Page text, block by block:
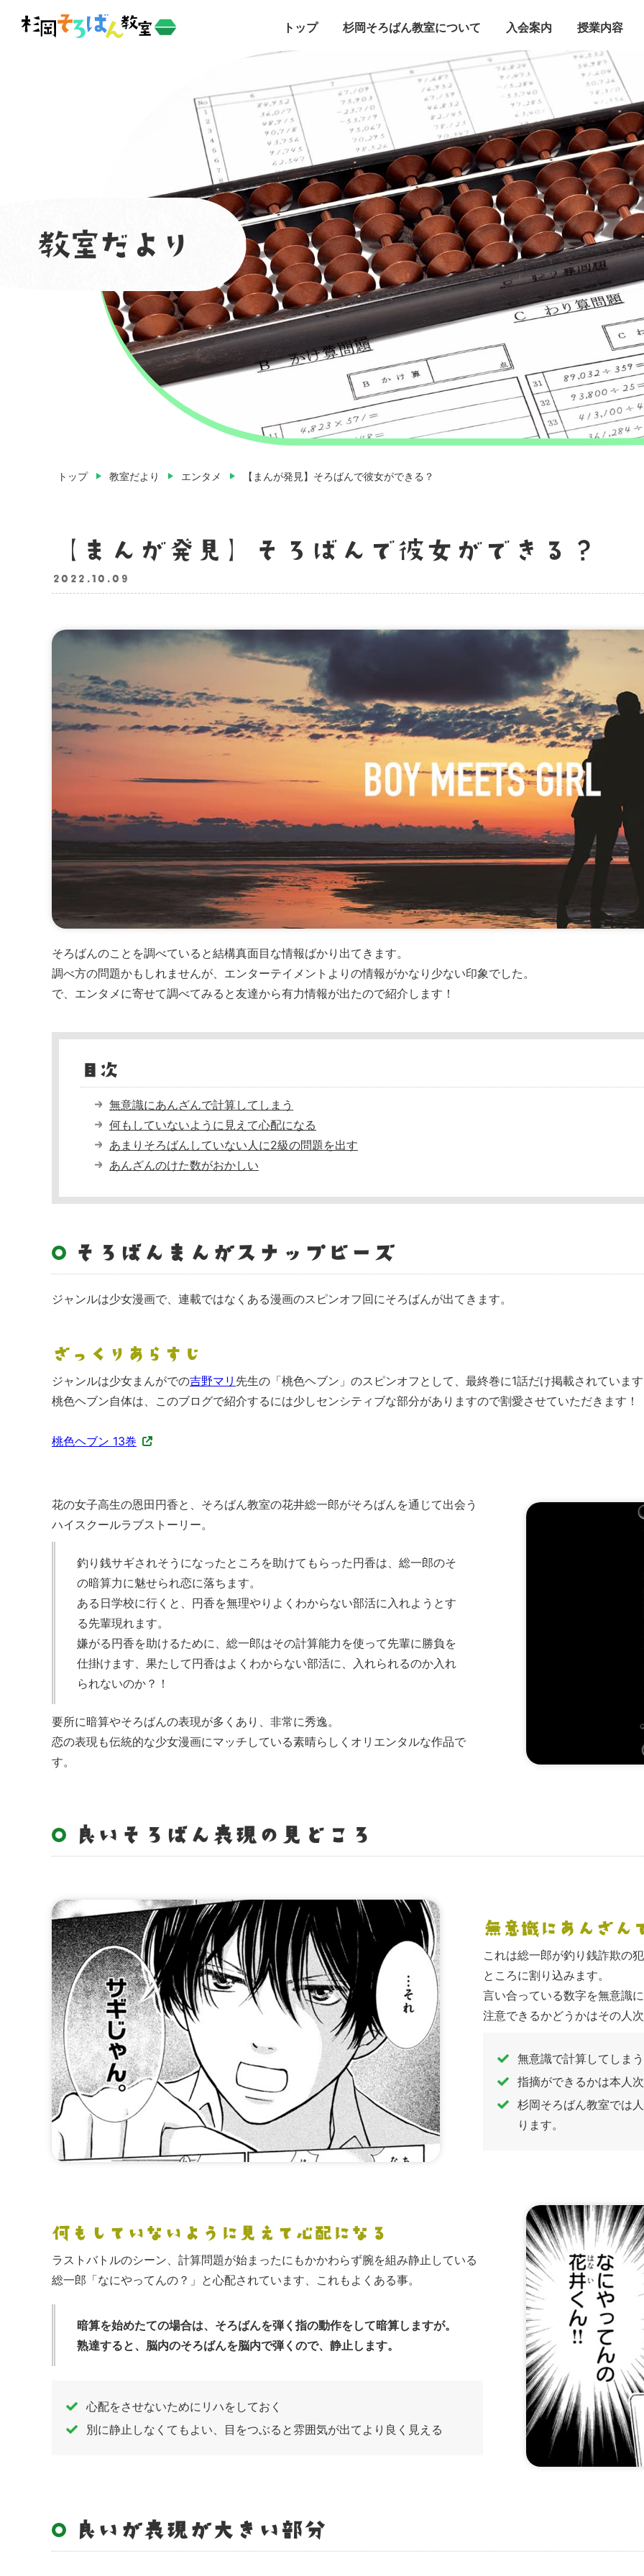
トップ 杉岡そろばん教室について 入会案内 授業内容
教室だより
トップ 教室だより エンタメ 【まんが発見】そろばんで彼女ができる？
【まんが発見】そろばんで彼女ができる？
2022.10.09
そろばんのことを調べていると結構真面目な情報ばかり出てきます。
調べ方の問題かもしれませんが、エンターテイメントよりの情報がかなり少ない印象でした。
で、エンタメに寄せて調べてみると友達から有力情報が出たので紹介します！
目次
無意識にあんざんで計算してしまう
何もしていないように見えて心配になる
あまりそろばんしていない人に2級の問題を出す
あんざんのけた数がおかしい
そろばんまんがスナップビーズ
ジャンルは少女漫画で、連載ではなくある漫画のスピンオフ回にそろばんが出てきます。
ざっくりあらすじ
ジャンルは少女まんがでの吉野マリ 先生の「桃色ヘブン」のスピンオフとして、最終巻に1話だけ掲載されていま
桃色ヘブン自体は、このブログで紹介するには少しセンシティブな部分がありますので割愛させていただきます！
桃色ヘブン 13巻
花の女子高生の恩田円香と、そろばん教室の花井総一郎がそろばんを通じて出会う
ハイスクールラブストーリー。
釣り銭サギされそうになったところを助けてもらった円香は、総一郎のそ
の暗算力に魅せられ恋に落ちます。
ある日学校に行くと、円香を無理やりよくわからない部活に入れようとす
る先輩現れます。
嫌がる円香を助けるために、総一郎はその計算能力を使って先輩に勝負を
仕掛けます、果たして円香はよくわからない部活に、入れられるのか入れ
られないのか？！
要所に暗算やそろばんの表現が多くあり、非常に秀逸。
恋の表現も伝統的な少女漫画にマッチしている素晴らしくオリエンタルな作品で
す。
良いそろばん表現の見どころ
無意識にあんざん
これは総一郎が釣り銭詐欺の
ところに割り込みます。
言い合っている数字を無意識
注意できるかどうかはその人
無意識で計算してしまう
指摘ができるかは本人
杉岡そろばん教室では
ります。
何もしていないように見えて心配になる
ラストバトルのシーン、計算問題が始まったにもかかわらず腕を組み静止している
総一郎「なにやってんの？」と心配されています、これもよくある事。
暗算を始めたての場合は、そろばんを弾く指の動作をして暗算しますが。
熟達すると、脳内のそろばんを脳内で弾くので、静止します。
心配をさせないためにリハをしておく
別に静止しなくてもよい、目をつぶると雰囲気が出てより良く見える
良いが表現が大きい部分